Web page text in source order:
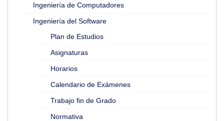
Ingeniería de Computadores
Ingeniería del Software
Plan de Estudios
Asignaturas
Horarios
Calendario de Exámenes
Trabajo fin de Grado
Normativa